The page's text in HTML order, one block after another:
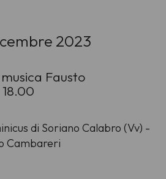
2023
Fausto
di Soriano Calabro (Vv) -
Cambareri